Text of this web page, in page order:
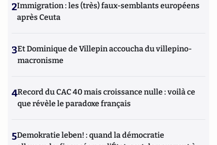
2Immigration : les (très) faux-semblants européens
après Ceuta
3Et Dominique de Villepin accoucha du villepino-
macronisme
4Record du CAC 40 mais croissance nulle : voilà ce
que révèle le paradoxe français
5Demokratie leben! : quand la démocratie